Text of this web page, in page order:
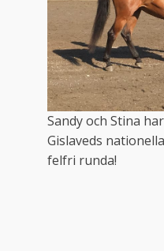
Sandy och Stina
Gislaveds
felfri runda!